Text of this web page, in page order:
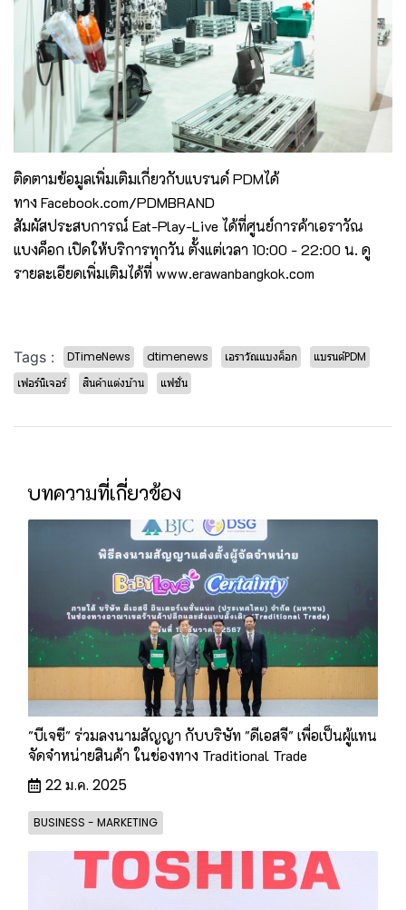
ติดตามข้อมูลเพิ่มเติมเกี่ยวกับแบรนด์ PDMได้
ทางFacebook.com/PDMBRAND
สัมผัสประสบการณ์ Eat-Play-Live ได้ที่ศูนย์การค้าเอราวัณ
แบงค็อก เปิดให้บริการทุกวัน ตั้งแต่เวลา 10:00 - 22:00 น. ดู
รายละเอียดเพิ่มเติมได้ที่www.erawanbangkok.com
Tags : DTimeNews dtimenews เอราวัณแบงค็อก
แบรนด์PDM
เฟอร์นิเจอร์
สินค้าแต่งบ้าน แฟชั่น
บทความที่เกี่ยวข้อง
"บีเจซี" ร่วมลงนามสัญญา กับบริษัท "ดีเอสจี" เพื่อเป็นผู้แทน
จัดจำหน่ายสินค้า ในช่องทาง Traditional Trade
22 ม.ค. 2025
BUSINESS - MARKETING